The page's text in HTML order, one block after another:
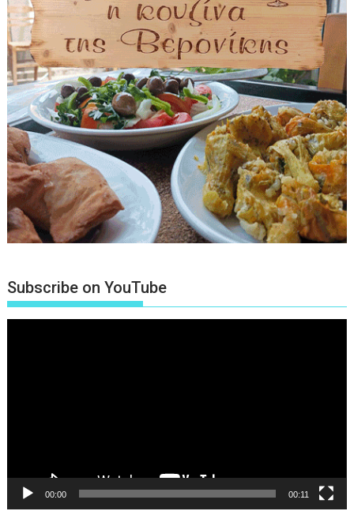
Subscribe on YouTube
00:00 00:11